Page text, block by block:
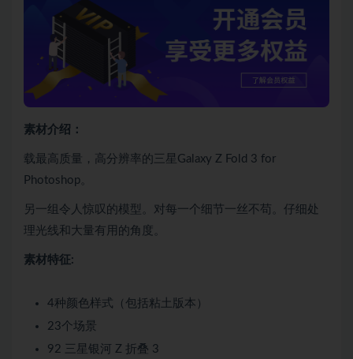
素材介绍：
载最高质量，高分辨率的三星Galaxy Z Fold 3 for
Photoshop。
另一组令人惊叹的模型。对每一个细节一丝不苟。仔细处
理光线和大量有用的角度。
素材特征:
4种颜色样式（包括粘土版本）
23个场景
92 三星银河 Z 折叠 3